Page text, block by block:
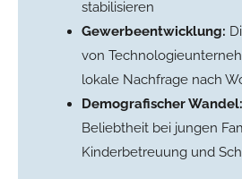
stabilisieren
Gewerbeentwicklung:
von
lokale Nachfrage nach
Demografischer Wandel:
Beliebtheit bei jungen
Kinderbetreuung und